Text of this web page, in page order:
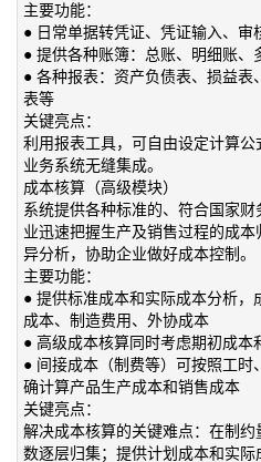
主要功能：
● 日常单据转凭证、凭证输入、审
● 提供各种账簿：总账、明细账、
● 各种报表：资产负债表、损益
表等
关键亮点：
利用报表工具，可自由设定计算
业务系统无缝集成。
成本核算（高级模块）
系统提供各种标准的、符合国家
业迅速把握生产及销售过程的成
异分析，协助企业做好成本控制。
主要功能：
● 提供标准成本和实际成本分析
成本、制造费用、外协成本
● 高级成本核算同时考虑期初成本
● 间接成本（制费等）可按照工
确计算产品生产成本和销售成本
关键亮点：
解决成本核算的关键难点：在制
数逐层归集；提供计划成本和实